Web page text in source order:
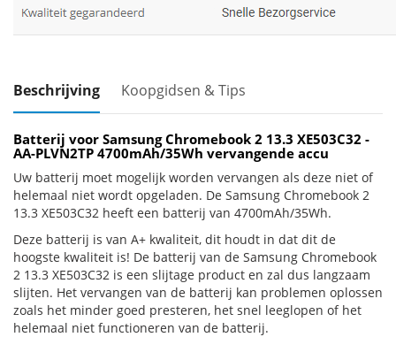
Beschrijving Koopgidsen & Tips
Batterij voor Samsung Chromebook 2 13.3 XE503C32 -
AA-PLVN2TP 4700mAh/35Wh vervangende accu
Uw batterij moet mogelijk worden vervangen als deze niet of
helemaal niet wordt opgeladen. De Samsung Chromebook 2
13.3 XE503C32 heeft een batterij van 4700mAh/35Wh.
Deze batterij is van A+ kwaliteit, dit houdt in dat dit de
hoogste kwaliteit is! De batterij van de Samsung Chromebook
2 13.3 XE503C32 is een slijtage product en zal dus langzaam
slijten. Het vervangen van de batterij kan problemen oplossen
zoals het minder goed presteren, het snel leeglopen of het
helemaal niet functioneren van de batterij.